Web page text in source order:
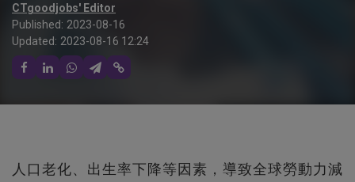
CTgoodjobs' Editor
Published: 2023-08-16
Updated: 2023-08-16 12:24
人口老化、出生率下降等因素，導致全球勞動力減